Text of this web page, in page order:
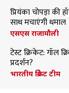
प्रियंका चोपड़ा
साथ मचाएंगी धमाल
एसएस राजामौली
टेस्ट क्रिकेट: गॉल
प्रदर्शन?
भारतीय क्रिकेट टीम